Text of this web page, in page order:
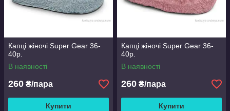
Капці жіночі Super Gear 36-
40р.
В наявності
260 ₴/пара
Купити
Капці жіночі Super Gear 36-
40р.
В наявності
260 ₴/пара
Купити